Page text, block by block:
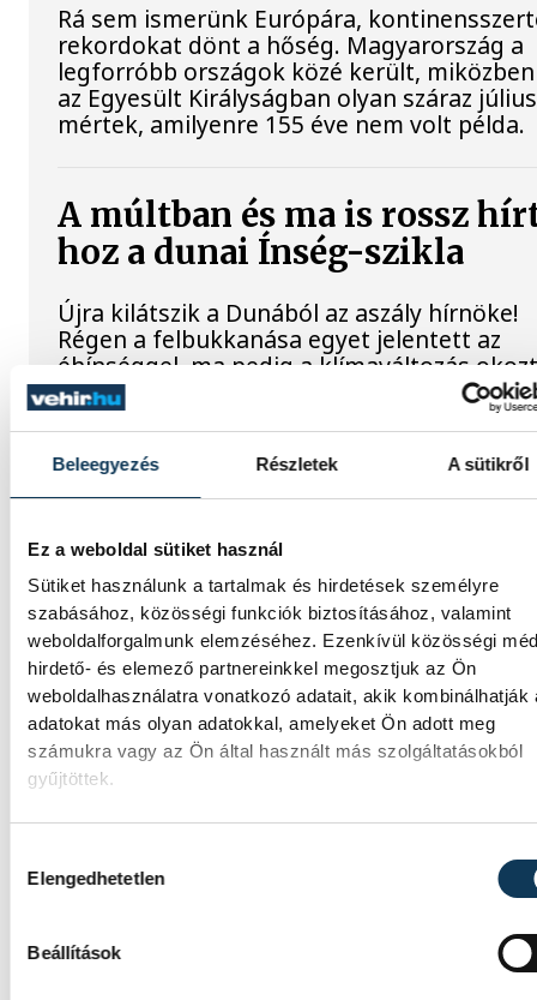
Beleegyezés Részletek A sütikről
Ez a weboldal sütiket használ
Sütiket használunk a tartalmak és hirdetések személyre
szabásához, közösségi funkciók biztosításához, valamint
weboldalforgalmunk elemzéséhez. Ezenkívül közösségi
hirdető- és elemező partnereinkkel megosztjuk az Ön
weboldalhasználatra vonatkozó adatait, akik kombinálhatják
adatokat más olyan adatokkal, amelyeket Ön adott meg
számukra vagy az Ön által használt más szolgáltatásokból
gyűjtöttek.
Elengedhetetlen
Beállítások
Rá sem ismerünk Európára,
rekordokat dönt a hőség. Magyarország a
legforróbb országok közé került, miközben
az Egyesült Királyságban olyan száraz
mértek, amilyenre 155 éve nem volt példa.
A múltban és ma is rossz
hoz a dunai Ínség-szikla
Újra kilátszik a Dunából az aszály hírnöke!
Régen a felbukkanása egyet jelentett az
éhínséggel, ma pedig a klímaváltozás
extrém szárazságra hívja fel a figyelmet.
Elmeséljük a baljós kőtömb történetét.
Magyar Péter:
energiaellátása stabil
Jelenleg stabil Magyarország
a paksi erőmű munkatársai azon
hogy az utolsó még termelő turbina
hibamentesen működjön - közölte a
miniszterelnök a paksi erőműnél tett keddi
látogatása során.
Játék közben fedezik fel a
tudomány világát a
Látványos kísérletek, kreatív feladatok és